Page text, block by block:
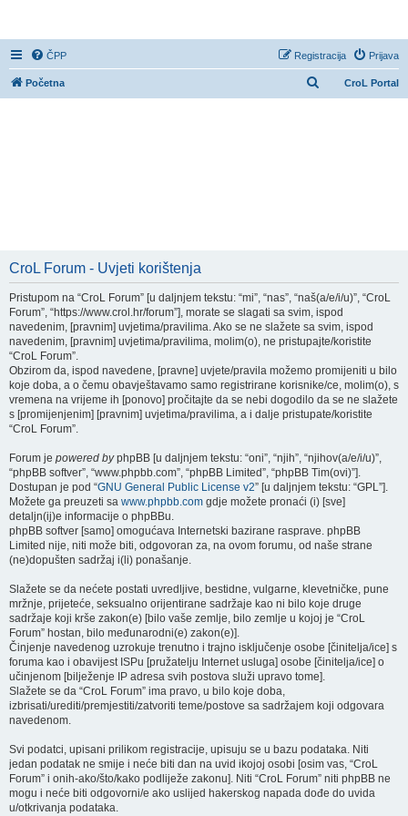
ČPP Prijava
Registracija
CroL Portal
Početna
CroL Forum - Uvjeti korištenja
Pristupom na “CroL Forum” [u daljnjem tekstu: “mi”, “nas”, “naš(a/e/i/u)”, “CroL
Forum”, “https://www.crol.hr/forum”], morate se slagati sa svim, ispod
navedenim, [pravnim] uvjetima/pravilima. Ako se ne slažete sa svim, ispod
navedenim, [pravnim] uvjetima/pravilima, molim(o), ne pristupajte/koristite
“CroL Forum”.
Obzirom da, ispod navedene, [pravne] uvjete/pravila možemo promijeniti u bilo
koje doba, a o čemu obavještavamo samo registrirane korisnike/ce, molim(o), s
vremena na vrijeme ih [ponovo] pročitajte da se nebi dogodilo da se ne slažete
s [promijenjenim] [pravnim] uvjetima/pravilima, a i dalje pristupate/koristite
“CroL Forum”.
Forum je powered byphpBB [u daljnjem tekstu: “oni”, “njih”, “njihov(a/e/i/u)”,
“phpBB softver”, “www.phpbb.com”, “phpBB Limited”, “phpBB Tim(ovi)”].
Dostupan je pod “GNU General Public License v2” [u daljnjem tekstu: “GPL”].
Možete ga preuzeti sa www.phpbb.com gdje možete pronaći (i) [sve]
detaljn(ij)e informacije o phpBBu.
phpBB softver [samo] omogućava Internetski bazirane rasprave. phpBB
Limited nije, niti može biti, odgovoran za, na ovom forumu, od naše strane
(ne)dopušten sadržaj i(li) ponašanje.
Slažete se da nećete postati uvredljive, bestidne, vulgarne, klevetničke, pune
mržnje, prijeteće, seksualno orijentirane sadržaje kao ni bilo koje druge
sadržaje koji krše zakon(e) [bilo vaše zemlje, bilo zemlje u kojoj je “CroL
Forum” hostan, bilo međunarodni(e) zakon(e)].
Činjenje navedenog uzrokuje trenutno i trajno isključenje osobe [činitelja/ice] s
foruma kao i obavijest ISPu [pružatelju Internet usluga] osobe [činitelja/ice] o
učinjenom [bilježenje IP adresa svih postova služi upravo tome].
Slažete se da “CroL Forum” ima pravo, u bilo koje doba,
izbrisati/urediti/premjestiti/zatvoriti teme/postove sa sadržajem koji odgovara
navedenom.
Svi podatci, upisani prilikom registracije, upisuju se u bazu podataka. Niti
jedan podatak ne smije i neće biti dan na uvid ikojoj osobi [osim vas, “CroL
Forum” i onih-ako/što/kako podliježe zakonu]. Niti “CroL Forum” niti phpBB ne
mogu i neće biti odgovorni/e ako uslijed hakerskog napada dođe do uvida
u/otkrivanja podataka.